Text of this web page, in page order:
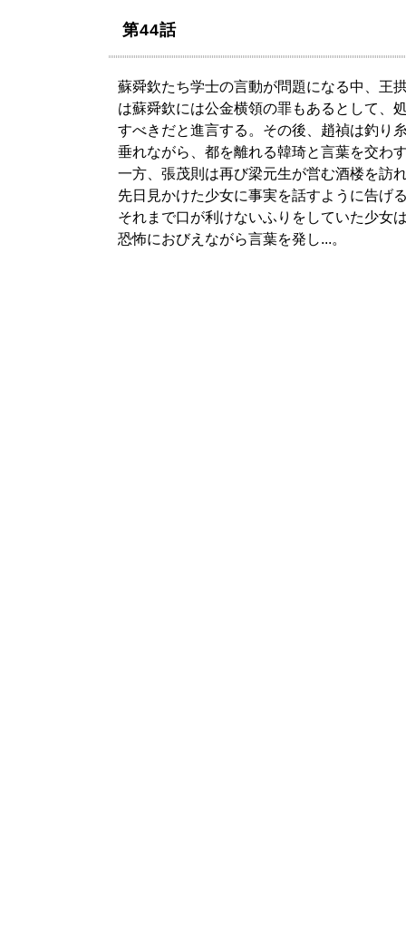
第44話
蘇舜欽たち学士の言動が問題になる中、王
は蘇舜欽には公金横領の罪もあるとして、
すべきだと進言する。その後、趙禎は釣り
垂れながら、都を離れる韓琦と言葉を交わ
一方、張茂則は再び梁元生が営む酒楼を訪
先日見かけた少女に事実を話すように告げ
それまで口が利けないふりをしていた少女
恐怖におびえながら言葉を発し...。